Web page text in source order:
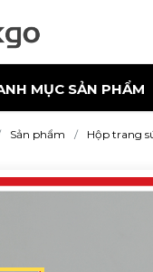
MỤC SẢN PHẨM
Sản phẩm Hộp trang